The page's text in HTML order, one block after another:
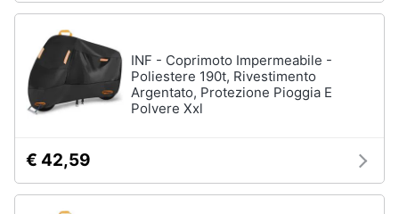
INF - Coprimoto Impermeabile -
Poliestere 190t, Rivestimento
Argentato, Protezione Pioggia E
Polvere Xxl
€ 42,59